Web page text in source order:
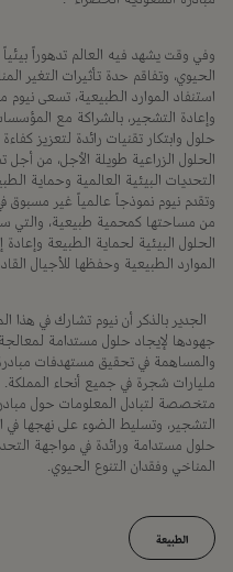
وفي وقت يشهد فيه العالم تدهوراً
الحيوي، وتفاقم حدة تأثيرات التغير
استنفاد الموارد الطبيعية، تسعى نيوم
وإعادة التشجير، بالشراكة مع
حلول وابتكار تقنيات رائدة لتعزيز
الحلول الزراعية طويلة الأجل، من
التحديات البيئية العالمية وحماية
من مساحتها كمحمية طبيعية، والتي
الحلول البيئية لحماية الطبيعة
الموارد الطبيعية وحفظها للأجيال
الجدير بالذكر أن نيوم تشارك في هذا
جهودها لإيجاد حلول مستدامة لمعالجة
مليارات شجرة في جميع أنحاء
متخصصة لتبادل المعلومات حول مبادرة
التشجير، وتسليط الضوء على نهجها في
حلول مستدامة ورائدة في مواجهة
المناخي وفقدان التنوع الحيوي.
الطبيعة